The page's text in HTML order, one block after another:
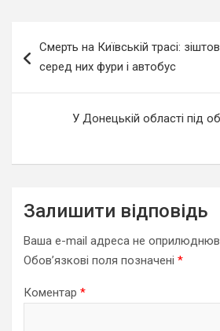
записів
Смерть на Київській трасі:
серед них фури і автобус
У Донецькій області під
Залишити відповідь
Ваша e-mail адреса не
Обов’язкові поля позначені *
Коментар *